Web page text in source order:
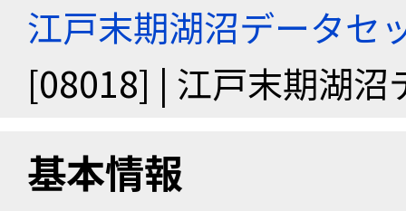
江戸末期湖沼データセ
[08018] | 江戸末期湖沼
基本情報